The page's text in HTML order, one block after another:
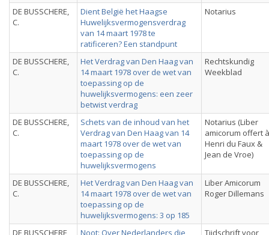
DE BUSSCHERE,
C.
Dient België het Haagse
Huwelijksvermogensverdrag
van 14 maart 1978 te
ratificeren? Een standpunt
Notarius
DE BUSSCHERE,
C.
Het Verdrag van Den Haag van
14 maart 1978 over de wet van
toepassing op de
huwelijksvermogens: een zeer
betwist verdrag
Rechtskundig
Weekblad
DE BUSSCHERE,
C.
Schets van de inhoud van het
Verdrag van Den Haag van 14
maart 1978 over de wet van
toepassing op de
huwelijksvermogens
Notarius (Liber
amicorum offert à
Henri du Faux &
Jean de Vroe)
DE BUSSCHERE,
C.
Het Verdrag van Den Haag van
14 maart 1978 over de wet van
toepassing op de
huwelijksvermogens: 3 op 185
Liber Amicorum
Roger Dillemans
DE BUSSCHERE, Noot: Over Nederlanders die Tijdschrift voor